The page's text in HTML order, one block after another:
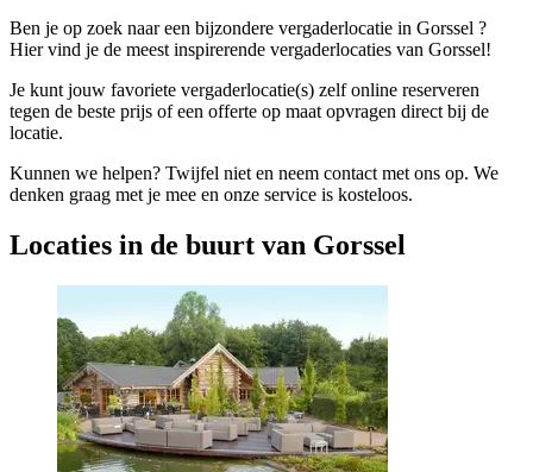
Ben je op zoek naar een bijzondere vergaderlocatie in Gorssel ?
Hier vind je de meest inspirerende vergaderlocaties van Gorssel!
Je kunt jouw favoriete vergaderlocatie(s) zelf online reserveren
tegen de beste prijs of een offerte op maat opvragen direct bij de
locatie.
Kunnen we helpen? Twijfel niet en neem contact met ons op. We
denken graag met je mee en onze service is kosteloos.
Locaties in de buurt van Gorssel